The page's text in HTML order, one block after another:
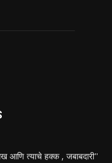
आणि त्याचे हक्क , जबाबदारी''